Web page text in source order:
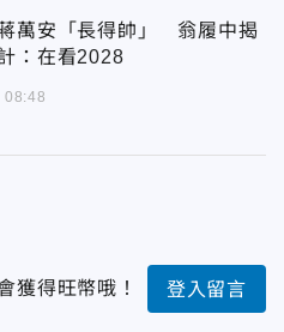
萬安「長得帥」 翁履中揭
：在看2028
08:48
獲得旺幣哦！ 登入留言